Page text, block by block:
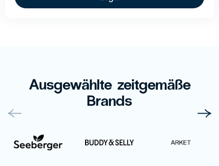
Ausgewählte zeitgemäße
Brands